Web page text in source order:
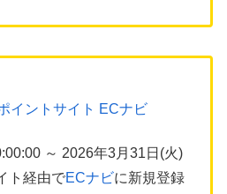
～ 2026年3月31日(火)
ト経由でECナビに新規登録